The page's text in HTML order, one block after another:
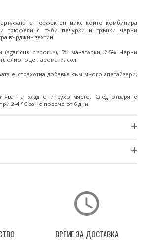
е перфектен микс които комбинира
трюфели с гъби печурки и гръцки черни
върджин зехтин.
(agaricus bisporus), 5% манатарки, 2.5% Черни
олио, оцет, аромати, сол.
е страхотна добавка към много апетайзери,
на хладно и сухо място. След отваряне
2-4 °C за не повече от 6 дни.
ВРЕМЕ ЗА ДОСТАВКА